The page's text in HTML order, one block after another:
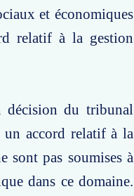
et économiques
relatif à la gestion
décision du tribunal
un accord relatif à la
sont pas soumises à
dans ce domaine.